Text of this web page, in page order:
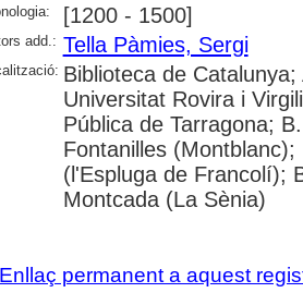
[1200 - 1500]
add.: Tella Pàmies, Sergi
Biblioteca de
Universitat Rovira i
Pública de Tarragona;
Fontanilles
(l'Espluga de Francolí);
Montcada (La Sènia)
Enllaç permanent a aquest